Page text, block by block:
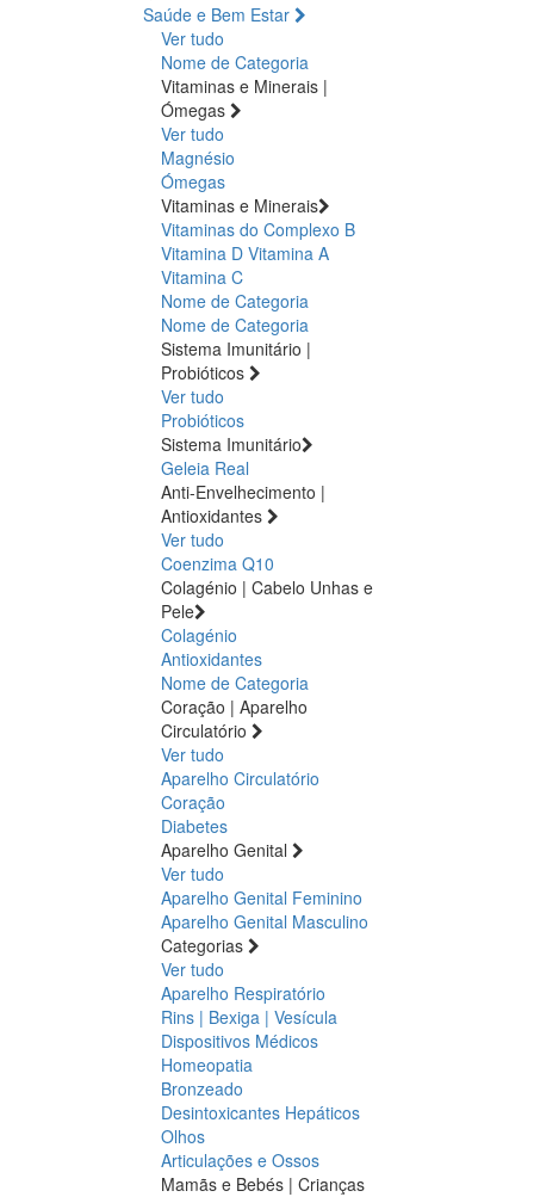
Saúde e Bem Estar
Ver tudo
Nome de Categoria
Vitaminas e Minerais |
Ómegas
Ver tudo
Magnésio
Ómegas
Vitaminas e Minerais
Vitaminas do Complexo B
Vitamina D Vitamina A
Vitamina C
Nome de Categoria
Nome de Categoria
Sistema Imunitário |
Probióticos
Ver tudo
Probióticos
Sistema Imunitário
Geleia Real
Anti-Envelhecimento |
Antioxidantes
Ver tudo
Coenzima Q10
Colagénio | Cabelo Unhas e
Pele
Colagénio
Antioxidantes
Nome de Categoria
Coração | Aparelho
Circulatório
Ver tudo
Aparelho Circulatório
Coração
Diabetes
Aparelho Genital
Ver tudo
Aparelho Genital Feminino
Aparelho Genital Masculino
Categorias
Ver tudo
Aparelho Respiratório
Rins | Bexiga | Vesícula
Dispositivos Médicos
Homeopatia
Bronzeado
Desintoxicantes Hepáticos
Olhos
Articulações e Ossos
Mamãs e Bebés | Crianças